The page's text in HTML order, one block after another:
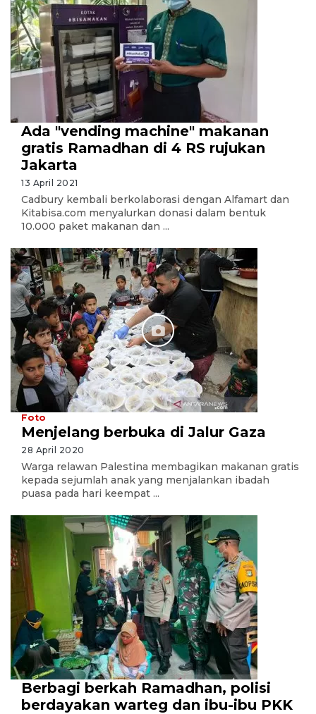
Ada "vending machine" makanan
gratis Ramadhan di 4 RS rujukan
Jakarta
13 April 2021
Cadbury kembali berkolaborasi dengan Alfamart dan
Kitabisa.com menyalurkan donasi dalam bentuk
10.000 paket makanan dan ...
Foto
Menjelang berbuka di Jalur Gaza
28 April 2020
Warga relawan Palestina membagikan makanan gratis
kepada sejumlah anak yang menjalankan ibadah
puasa pada hari keempat ...
Berbagi berkah Ramadhan, polisi
berdayakan warteg dan ibu-ibu PKK